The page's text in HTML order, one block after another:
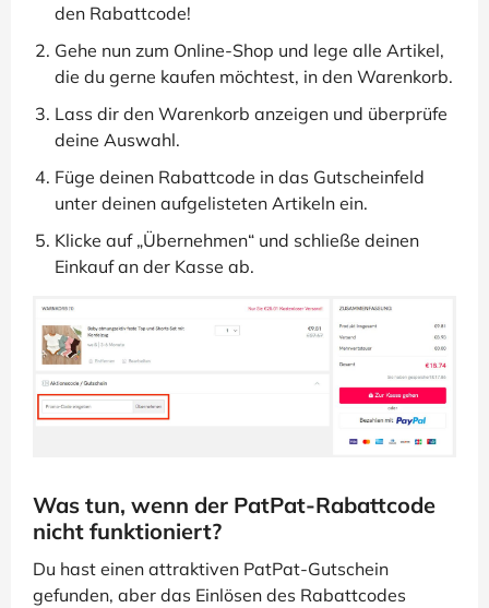
den Rabattcode!
Gehe nun zum Online-Shop und lege alle Artikel,
die du gerne kaufen möchtest, in den Warenkorb.
Lass dir den Warenkorb anzeigen und überprüfe
deine Auswahl.
Füge deinen Rabattcode in das Gutscheinfeld
unter deinen aufgelisteten Artikeln ein.
Klicke auf „Übernehmen“ und schließe deinen
Einkauf an der Kasse ab.
Was tun, wenn der PatPat-Rabattcode
nicht funktioniert?
Du hast einen attraktiven PatPat-Gutschein
gefunden, aber das Einlösen des Rabattcodes